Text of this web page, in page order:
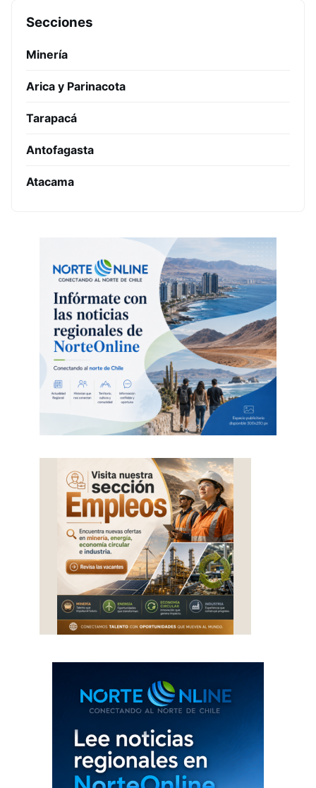
Secciones
Minería
Arica y Parinacota
Tarapacá
Antofagasta
Atacama